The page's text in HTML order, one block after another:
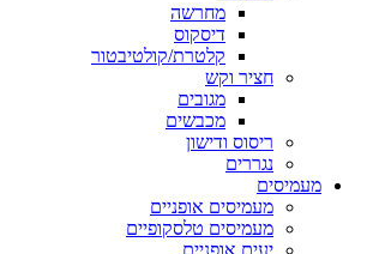
מחרשה
דיסקוס
קלטרת/קולטיבטור
חציר וקש
מגובים
מכבשים
ריסוס ודישון
נגררים
מעמיסים
מעמיסים אופניים
מעמיסים טלסקופיים
יעים אופניים